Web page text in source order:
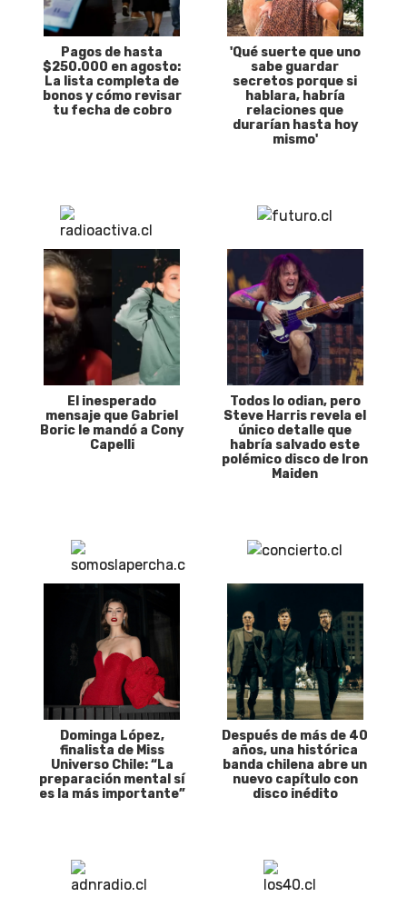
Pagos de hasta
$250.000 en agosto:
La lista completa de
bonos y cómo revisar
tu fecha de cobro
'Qué suerte que uno
sabe guardar
secretos porque si
hablara, habría
relaciones que
durarían hasta hoy
mismo'
El inesperado
mensaje que Gabriel
Boric le mandó a Cony
Capelli
Todos lo odian, pero
Steve Harris revela el
único detalle que
habría salvado este
polémico disco de Iron
Maiden
Dominga López,
finalista de Miss
Universo Chile: “La
preparación mental sí
es la más importante”
Después de más de 40
años, una histórica
banda chilena abre un
nuevo capítulo con
disco inédito